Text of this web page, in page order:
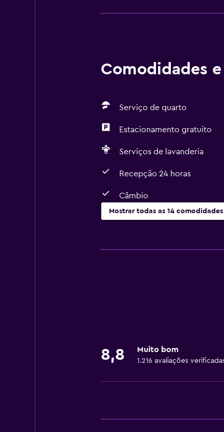
Comodidades
Serviço de quarto
Estacionamento gratuito
Serviços de lavanderia
Recepção 24 horas
Câmbio
Mostrar todas as 14 comodidades
Serviço de quarto
Área para fumantes
Restaurantes
8,8 Muito bom
1.216 avaliações